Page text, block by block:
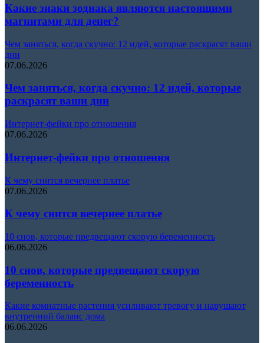
Какие знаки зодиака являются настоящими
магнитами для денег?
Чем заняться, когда скучно: 12 идей, которые раскрасят ваши
дни
07.06.2026
Чем заняться, когда скучно: 12 идей, которые
раскрасят ваши дни
Интернет-фейки про отношения
07.06.2026
Интернет-фейки про отношения
К чему снится вечернее платье
07.06.2026
К чему снится вечернее платье
10 снов, которые предвещают скорую беременность
06.06.2026
10 снов, которые предвещают скорую
беременность
Какие комнатные растения усиливают тревогу и нарушают
внутренний баланс дома
06.06.2026